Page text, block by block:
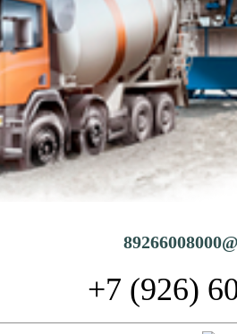
+7 (926)